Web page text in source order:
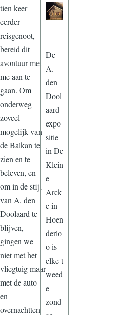
tien keer
eerder
reisgenoot,
bereid dit
avontuur met
me aan te
gaan. Om
onderweg
zoveel
mogelijk van
de Balkan te
zien en te
beleven, en
om in de stijl
van A. den
Doolaard te
blijven,
gingen we
niet met het
vliegtuig maar
met de auto
en
overnachtten
De
A.
den
Dool
aard
expo
sitie
in De
Klein
e
Arck
e in
Hoen
derlo
o is
elke t
weed
e
zond